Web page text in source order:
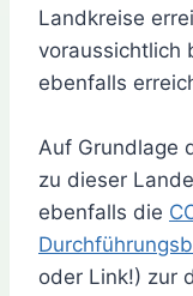
Landkreise
voraussichtlich
ebenfalls
Auf Grundlage
zu dieser
ebenfalls die
oder Link!) zur